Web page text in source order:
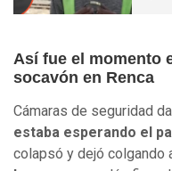
Así fue el momento
socavón en Renca
Cámaras de seguridad
estaba esperando el
colapsó y dejó colgando